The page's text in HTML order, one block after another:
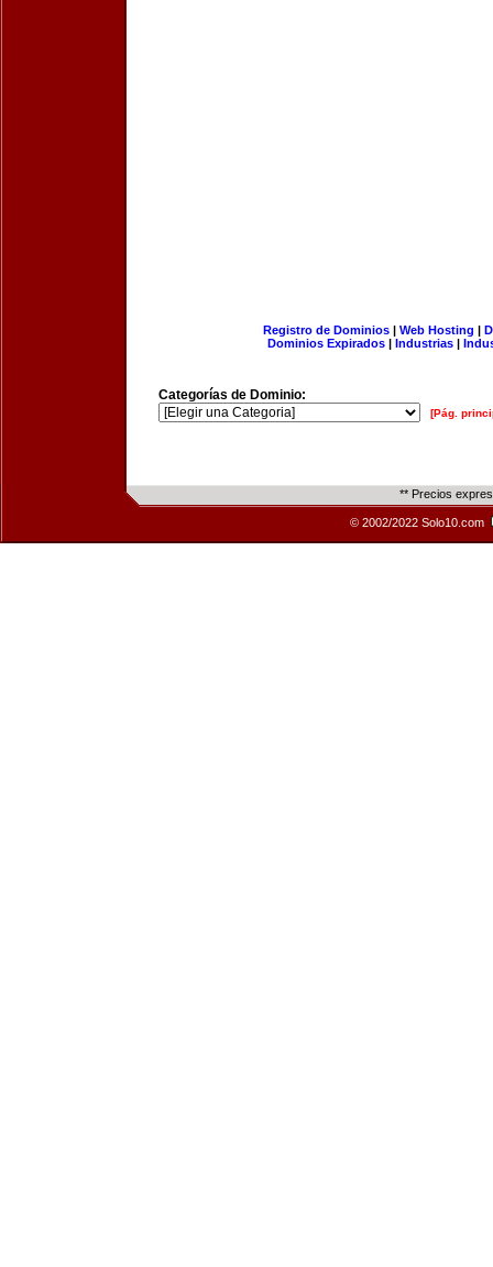
Registro de Dominios| Web Hosting |
Dominios Expirados | Industrias |
Categorías de Dominio:
[Pág.
** Precios
© 2002/2022 Solo10.com